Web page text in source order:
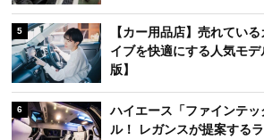
5
【カー用品店】売れてい
イブを快適にする人気モデ
版】
6
ハイエース「ファインテ
ル！ レガンスが提案する